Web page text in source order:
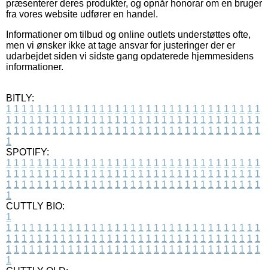
præsenterer deres produkter, og opnår honorar om en bruger
fra vores website udfører en handel.
Informationer om tilbud og online outlets understøttes ofte,
men vi ønsker ikke at tage ansvar for justeringer der er
udarbejdet siden vi sidste gang opdaterede hjemmesidens
informationer.
BITLY:
1 1 1 1 1 1 1 1 1 1 1 1 1 1 1 1 1 1 1 1 1 1 1 1 1 1 1 1 1 1 1 1 1
1 1 1 1 1 1 1 1 1 1 1 1 1 1 1 1 1 1 1 1 1 1 1 1 1 1 1 1 1 1 1 1 1
1 1 1 1 1 1 1 1 1 1 1 1 1 1 1 1 1 1 1 1 1 1 1 1 1 1 1 1 1 1 1 1 1
1
SPOTIFY:
1 1 1 1 1 1 1 1 1 1 1 1 1 1 1 1 1 1 1 1 1 1 1 1 1 1 1 1 1 1 1 1 1
1 1 1 1 1 1 1 1 1 1 1 1 1 1 1 1 1 1 1 1 1 1 1 1 1 1 1 1 1 1 1 1 1
1 1 1 1 1 1 1 1 1 1 1 1 1 1 1 1 1 1 1 1 1 1 1 1 1 1 1 1 1 1 1 1 1
1
CUTTLY BIO:
1
1 1 1 1 1 1 1 1 1 1 1 1 1 1 1 1 1 1 1 1 1 1 1 1 1 1 1 1 1 1 1 1 1
1 1 1 1 1 1 1 1 1 1 1 1 1 1 1 1 1 1 1 1 1 1 1 1 1 1 1 1 1 1 1 1 1
1 1 1 1 1 1 1 1 1 1 1 1 1 1 1 1 1 1 1 1 1 1 1 1 1 1 1 1 1 1 1 1 1
1